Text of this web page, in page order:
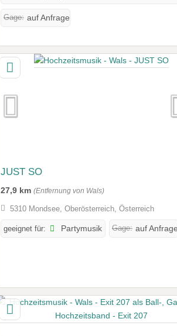
Gage: auf Anfrage
JUST SO
27,9 km (Entfernung von Wals)
5310 Mondsee, Oberösterreich, Österreich
geeignet für: Partymusik Gage: auf Anfrage